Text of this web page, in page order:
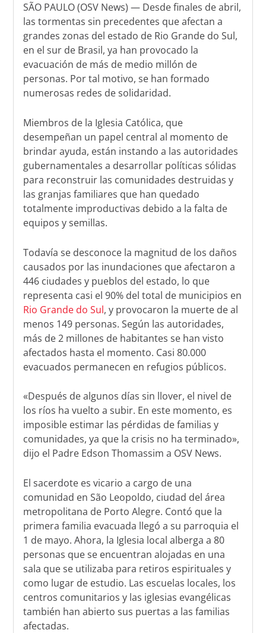
SÃO PAULO (OSV News) — Desde finales de abril,
las tormentas sin precedentes que afectan a
grandes zonas del estado de Rio Grande do Sul,
en el sur de Brasil, ya han provocado la
evacuación de más de medio millón de
personas. Por tal motivo, se han formado
numerosas redes de solidaridad.
Miembros de la Iglesia Católica, que
desempeñan un papel central al momento de
brindar ayuda, están instando a las autoridades
gubernamentales a desarrollar políticas sólidas
para reconstruir las comunidades destruidas y
las granjas familiares que han quedado
totalmente improductivas debido a la falta de
equipos y semillas.
Todavía se desconoce la magnitud de los daños
causados por las inundaciones que afectaron a
446 ciudades y pueblos del estado, lo que
representa casi el 90% del total de municipios en
Rio Grande do Sul, y provocaron la muerte de al
menos 149 personas. Según las autoridades,
más de 2 millones de habitantes se han visto
afectados hasta el momento. Casi 80.000
evacuados permanecen en refugios públicos.
«Después de algunos días sin llover, el nivel de
los ríos ha vuelto a subir. En este momento, es
imposible estimar las pérdidas de familias y
comunidades, ya que la crisis no ha terminado»,
dijo el Padre Edson Thomassim a OSV News.
El sacerdote es vicario a cargo de una
comunidad en São Leopoldo, ciudad del área
metropolitana de Porto Alegre. Contó que la
primera familia evacuada llegó a su parroquia el
1 de mayo. Ahora, la Iglesia local alberga a 80
personas que se encuentran alojadas en una
sala que se utilizaba para retiros espirituales y
como lugar de estudio. Las escuelas locales, los
centros comunitarios y las iglesias evangélicas
también han abierto sus puertas a las familias
afectadas.